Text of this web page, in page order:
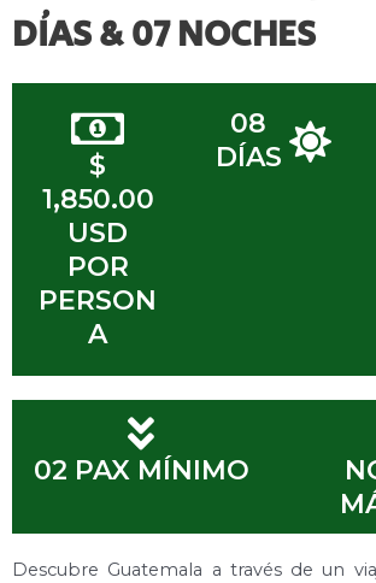
DÍAS & 07 NOCHES
08
DÍAS
$
1,850.00
USD
POR
PERSON
A
02 PAX MÍNIMO
Descubre Guatemala a través de un